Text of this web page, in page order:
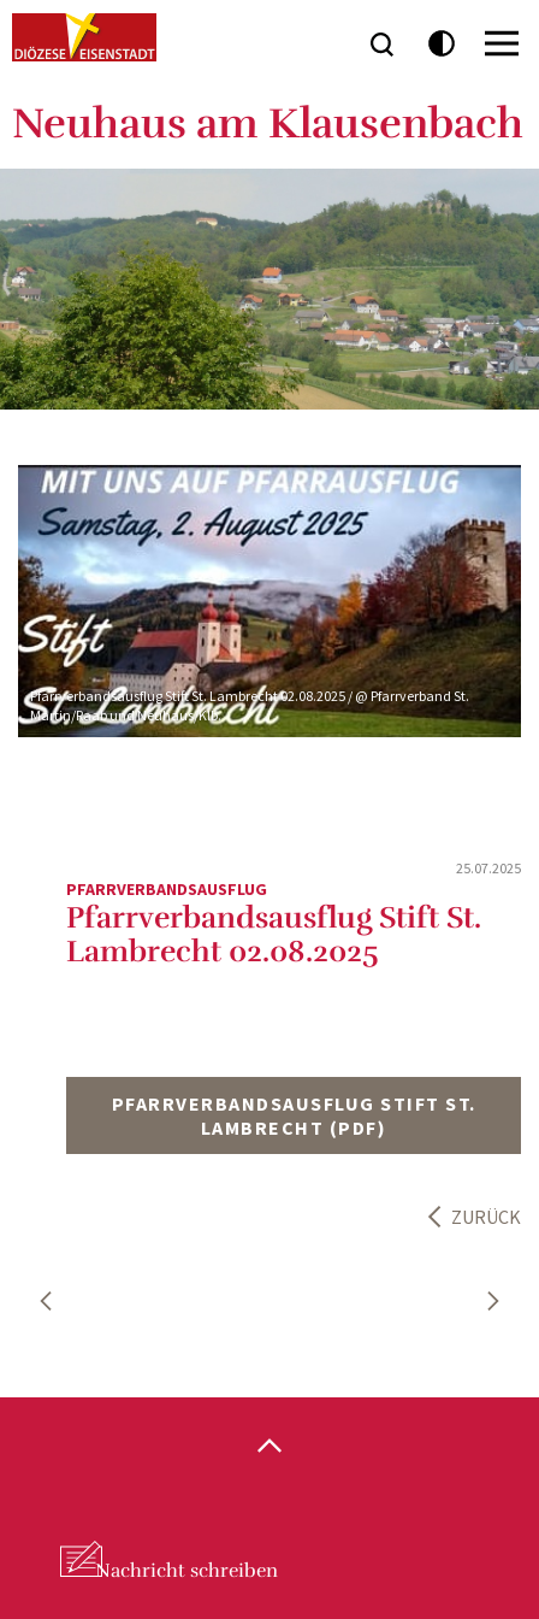
Neuhaus am Klausenbach
Pfarrverbandsausflug Stift St. Lambrecht 02.08.2025 / @ Pfarrverband St.
Martin/Raab und Neuhaus/Klb.
25.07.2025
PFARRVERBANDSAUSFLUG
Pfarrverbandsausflug Stift St.
Lambrecht 02.08.2025
PFARRVERBANDSAUSFLUG STIFT ST.
LAMBRECHT (PDF)
ZURÜCK
Nachricht schreiben